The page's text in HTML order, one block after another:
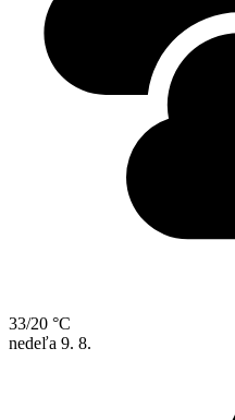
33/20 °C
nedeľa 9. 8.